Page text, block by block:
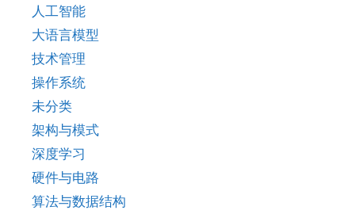
人工智能
大语言模型
技术管理
操作系统
未分类
架构与模式
深度学习
硬件与电路
算法与数据结构